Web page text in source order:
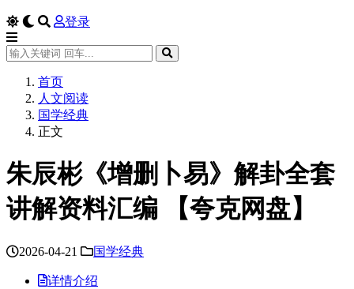
登录
首页
人文阅读
国学经典
正文
朱辰彬《增删卜易》解卦全套
讲解资料汇编 【夸克网盘】
2026-04-21 国学经典
详情介绍